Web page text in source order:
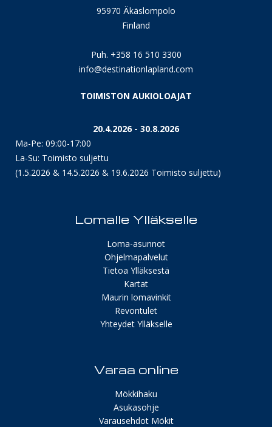
95970 Äkäslompolo
Finland
Puh. +358 16 510 3300
info@destinationlapland.com
TOIMISTON AUKIOLOAJAT
20.4.2026 - 30.8.2026
Ma-Pe: 09:00-17:00
La-Su: Toimisto suljettu
(1.5.2026 & 14.5.2026 & 19.6.2026 Toimisto suljettu)
Lomalle Ylläkselle
Loma-asunnot
Ohjelmapalvelut
Tietoa Ylläksestä
Kartat
Maurin lomavinkit
Revontulet
Yhteydet Ylläkselle
Varaa online
Mökkihaku
Asukasohje
Varausehdot Mökit